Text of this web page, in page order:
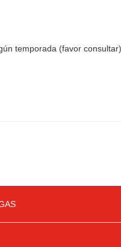
temporada (favor consultar)